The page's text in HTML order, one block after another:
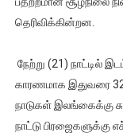
இளையராஜா – கமல்
ஜனாதிபதி
32 CM விநோத
வலிமை தான்
தெரிவிக்கின்றன.
நேற்று (21) நாட்டில்
காரணமாக இதுவரை 32
நாடுகள் இலங்கைக்கு
நாட்டு பிரஜைகளுக்கு